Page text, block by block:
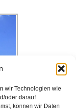
wir Technologien wie
oder darauf
können wir Daten